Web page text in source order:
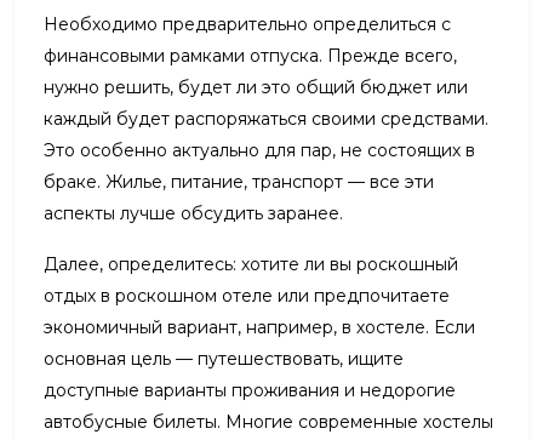
Необходимо предварительно определиться с
финансовыми рамками отпуска. Прежде всего,
нужно решить, будет ли это общий бюджет или
каждый будет распоряжаться своими средствами.
Это особенно актуально для пар, не состоящих в
браке. Жилье, питание, транспорт — все эти
аспекты лучше обсудить заранее.
Далее, определитесь: хотите ли вы роскошный
отдых в роскошном отеле или предпочитаете
экономичный вариант, например, в хостеле. Если
основная цель — путешествовать, ищите
доступные варианты проживания и недорогие
автобусные билеты. Многие современные хостелы